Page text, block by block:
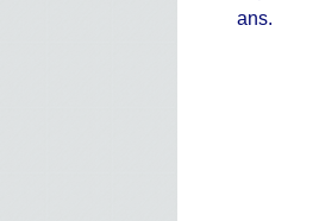
ans.